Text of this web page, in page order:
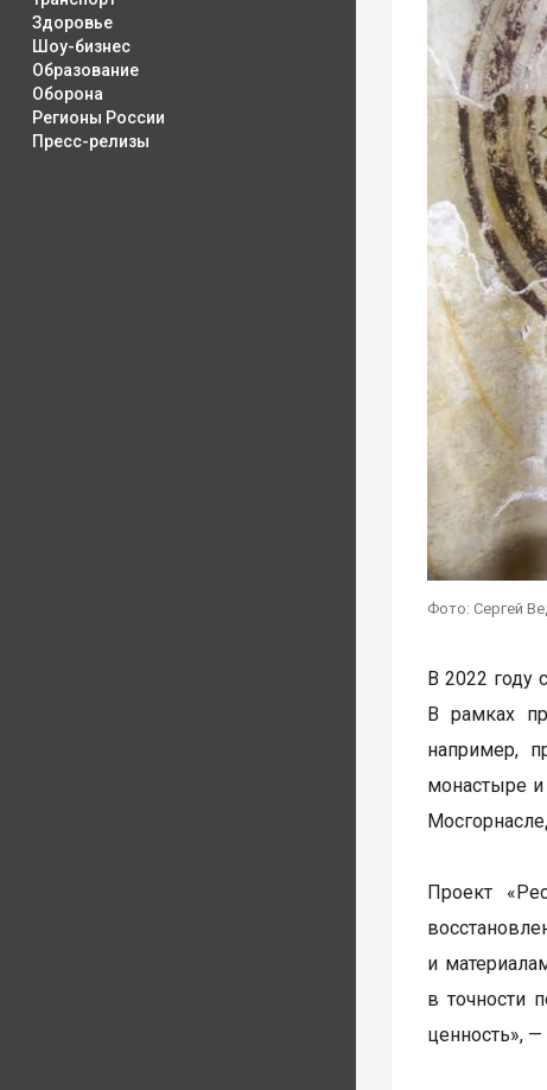
Здоровье
Шоу-бизнес
Образование
Оборона
Регионы России
Пресс-релизы
Фото: Сергей
В 2022 году
В рамках
например,
монастыре
Проект
и
в точности
ценность»,